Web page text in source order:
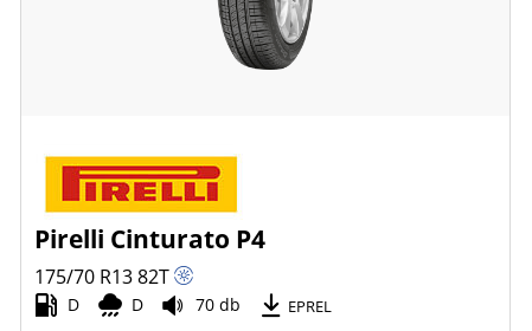
Pirelli Cinturato P4
175/70 R1382T
D D 70 db EPREL